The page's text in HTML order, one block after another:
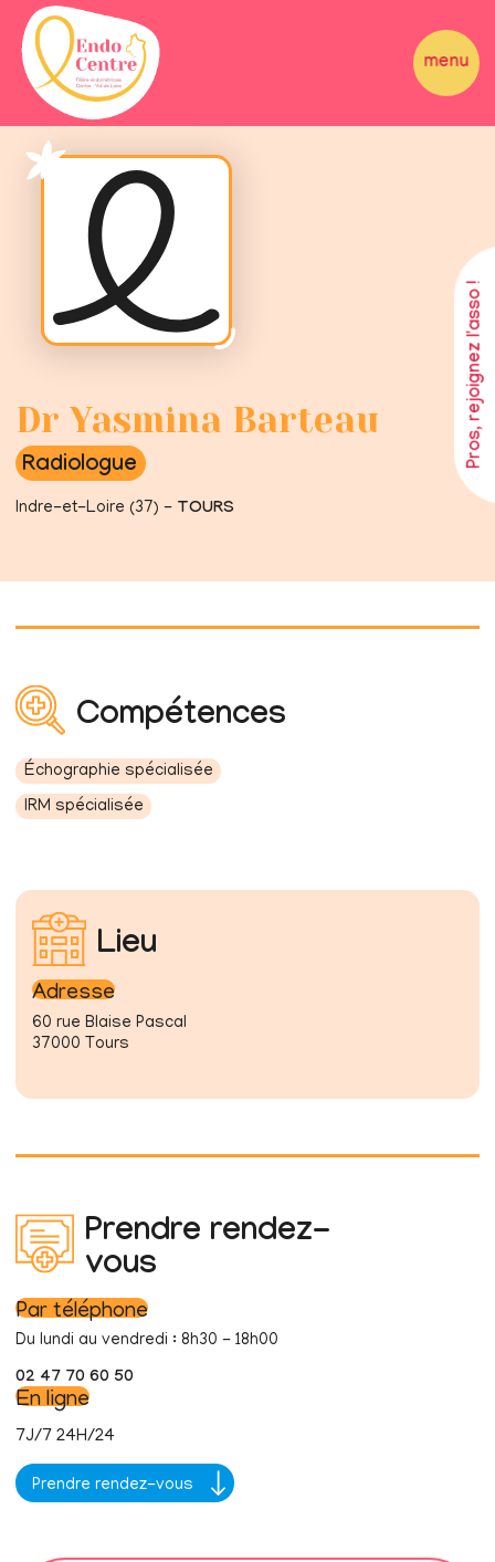
Pros, rejoignez l'asso !
Dr Yasmina Barteau
Radiologue
Indre-et-Loire (37) - TOURS
Compétences
Échographie spécialisée
IRM spécialisée
Lieu
Adresse
60 rue Blaise Pascal
37000 Tours
Prendre rendez-
vous
Par téléphone
Du lundi au vendredi : 8h30 - 18h00
02 47 70 60 50
En ligne
7J/7 24H/24
Prendre rendez-vous